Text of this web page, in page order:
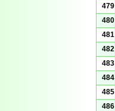
479
480
481
482
483
484
485
486